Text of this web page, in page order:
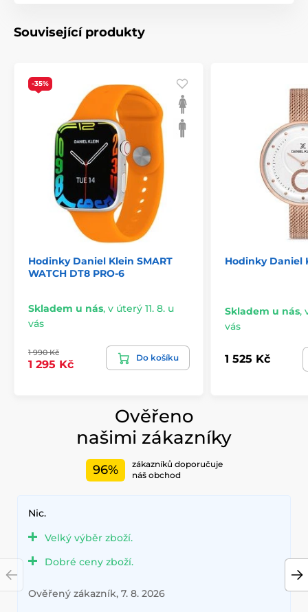
Související produkty
-35%
Hodinky Daniel Klein SMART
WATCH DT8 PRO-6
Skladem u nás, v úterý 11. 8. u
vás
1 990 Kč
1 295 Kč
Do košíku
Hodinky Daniel
Skladem u nás,
vás
1 525 Kč
Ověřeno
našimi zákazníky
96%
zákazníků doporučuje
náš obchod
Nic.
Velký výběr zboží.
Dobré ceny zboží.
Ověřený zákazník, 7. 8. 2026